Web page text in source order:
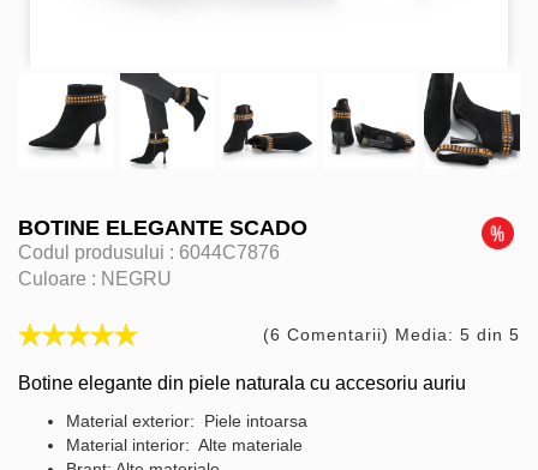
BOTINE ELEGANTE SCADO
Codul produsului : 6044C7876
Culoare : NEGRU
(6 Comentarii) Media: 5 din 5
Botine elegante din piele naturala cu accesoriu auriu
Material exterior: Piele intoarsa
Material interior: Alte materiale